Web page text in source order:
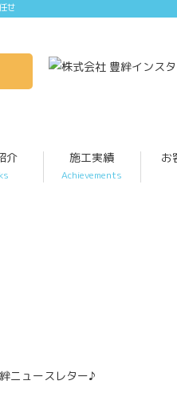
せ
介 施工実績
Achievements
お
ニュースレター♪